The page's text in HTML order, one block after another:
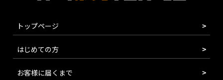
トップページ
はじめての方
お客様に届くまで